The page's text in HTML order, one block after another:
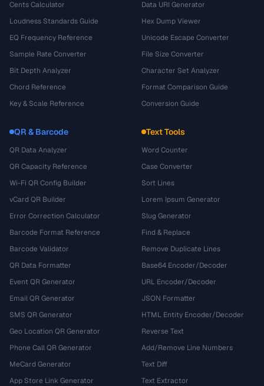
Cents Calculator
Loudness Standards Guide
EQ Frequency Reference
Sample Rate Converter
Bit Depth Analyzer
Chord Reference
Key & Scale Reference
Data URI Generator
Hex Dump Viewer
Unicode Escape Converter
File Size Converter
Character Set Analyzer
Format Comparison Guide
Conversion Guide
QR & Barcode
QR Data Analyzer
QR Capacity Reference
Wi-Fi QR Config Builder
vCard QR Builder
Error Correction Calculator
Barcode Format Reference
Barcode Validator
QR Data Formatter
Event QR Generator
Email QR Generator
SMS QR Generator
Geo Location QR Generator
Phone Call QR Generator
MeCard Generator
App Store Link Generator
Text Tools
Word Counter
Case Converter
Sort Lines
Lorem Ipsum Generator
Slug Generator
Find & Replace
Remove Duplicate Lines
Base64 Encoder/Decoder
URL Encoder/Decoder
JSON Formatter
HTML Entity Encoder/Decoder
Reverse Text
Add/Remove Line Numbers
Text Diff
Text Extractor